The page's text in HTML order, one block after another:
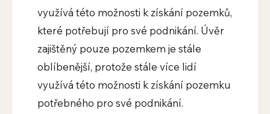
využívá této možnosti k získání pozemků,
které potřebují pro své podnikání. Úvěr
zajištěný pouze pozemkem je stále
oblíbenější, protože stále více lidí
využívá této možnosti k získání pozemku
potřebného pro své podnikání.